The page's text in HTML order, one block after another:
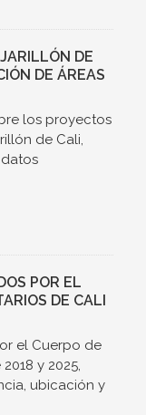
DE
DE ÁREAS
los proyectos
de Cali,
POR EL
DE CALI
el Cuerpo de
y 2025,
ubicación y